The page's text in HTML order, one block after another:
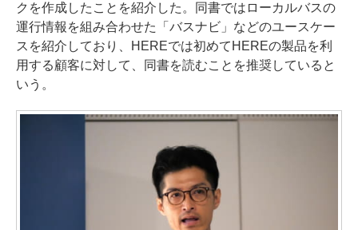
クを作成したことを紹介した。同書ではローカルバスの
運行情報を組み合わせた「バスナビ」などのユースケー
スを紹介しており、HEREでは初めてHEREの製品を利
用する顧客に対して、同書を読むことを推奨していると
いう。